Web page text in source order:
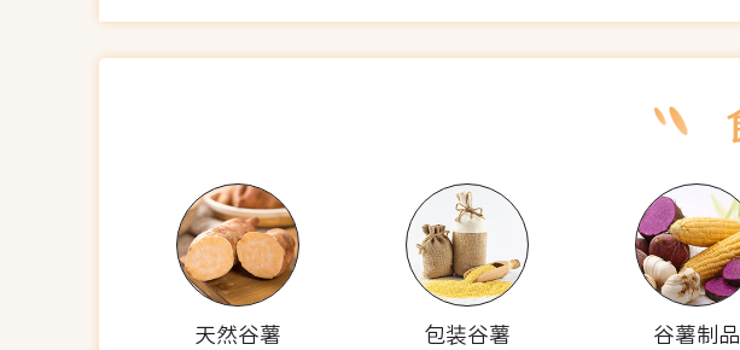
天然谷薯 包装谷薯 谷薯制品